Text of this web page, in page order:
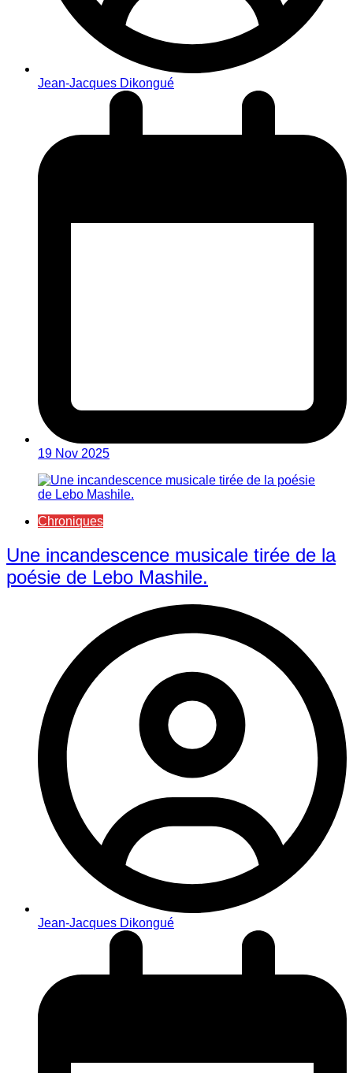
Jean-Jacques Dikongué
19 Nov 2025
Chroniques
Une incandescence musicale tirée de la
poésie de Lebo Mashile.
Jean-Jacques Dikongué